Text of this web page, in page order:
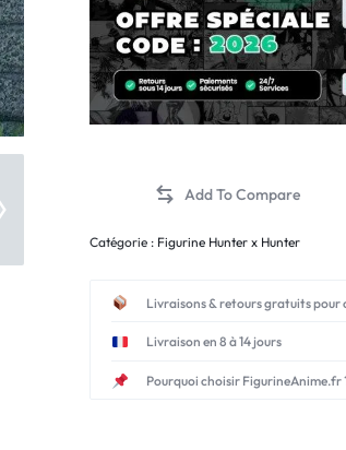
Catégorie : Figurine Hunter x Hunter
Livraisons & retours gratuits pour
Livraison en 8 à 14 jours
Pourquoi choisir FigurineAnime.fr